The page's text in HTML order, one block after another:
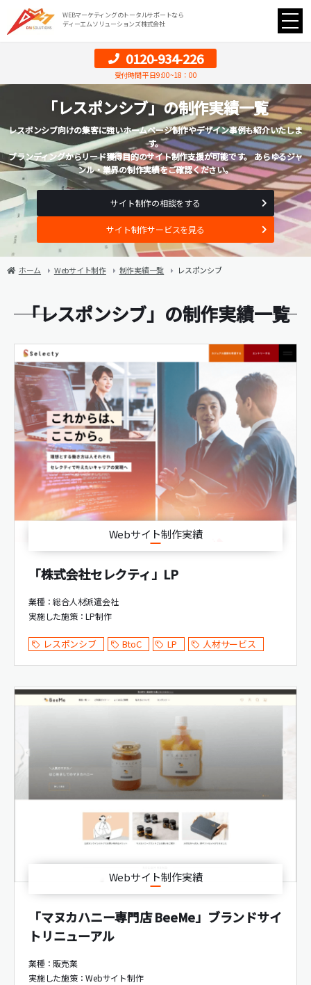
WEBマーケティングのトータルサポートなら
ディーエムソリューションズ株式会社
0120-934-226
受付時間 平日9:00~18：00
「レスポンシブ」の制作実績一覧
レスポンシブ向けの集客に強いホームページ制作やデザイン事例も紹介いたしま
す。
ブランディングからリード獲得目的のサイト制作支援が可能です。 あらゆるジャ
ンル・業界の制作実績をご確認ください。
サイト制作の相談をする
サイト制作サービスを見る
ホーム Webサイト制作 制作実績一覧 レスポンシブ
「レスポンシブ」の制作実績一覧
Webサイト制作実績
「株式会社セレクティ」LP
業種：総合人材派遣会社
実施した施策：LP制作
レスポンシブ BtoC LP 人材サービス
Webサイト制作実績
「マヌカハニー専門店 BeeMe」ブランドサイ
トリニューアル
業種：販売業
実施した施策：Webサイト制作